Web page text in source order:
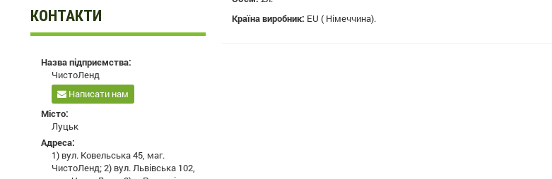
Країна виробник: EU ( Німеччина).
КОНТАКТИ
Назва підприємства:
ЧистоЛенд
Написати нам
Місто:
Луцьк
Адреса:
1) вул. Ковельська 45, маг.
ЧистоЛенд; 2) вул. Львівська 102,